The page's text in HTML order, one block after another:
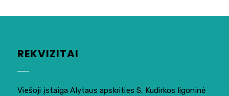
REKVIZITAI
Viešoji įstaiga Alytaus apskrities S. Kudirkos ligoninė